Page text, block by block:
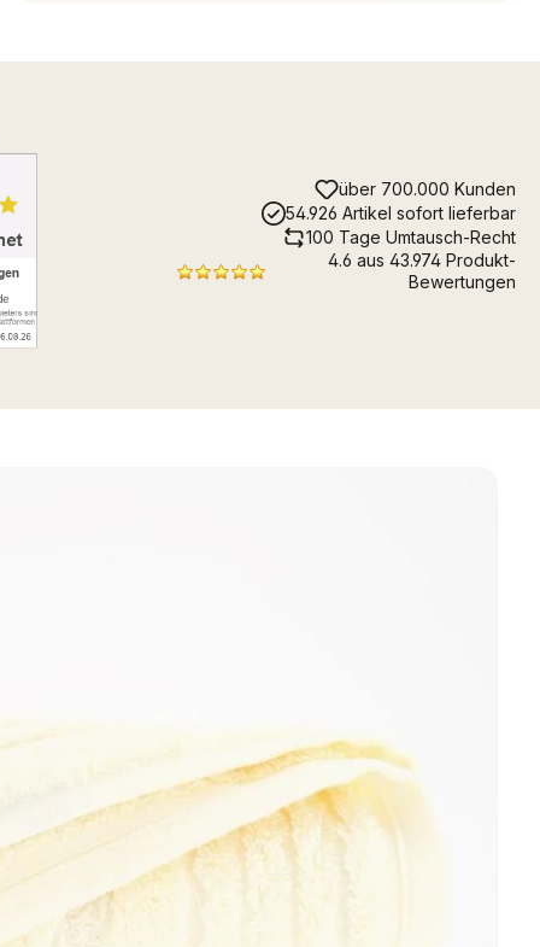
über 700.000 Kunden
54.926 Artikel sofort lieferbar
100 Tage Umtausch-Recht
4.6 aus 43.974 Produkt-
Bewertungen